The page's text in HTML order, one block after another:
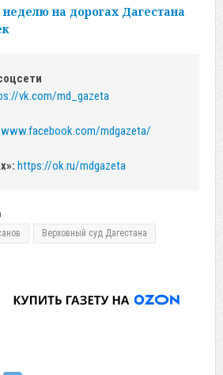
неделю на дорогах Дагестана
vk.com/md_gazeta
mdgazeta/
https://ok.ru/mdgazeta
Верховный суд Дагестана